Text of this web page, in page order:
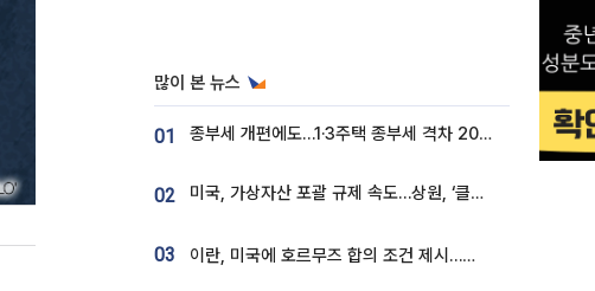
많이 본 뉴스
01 종부세 개편에도…1·3주택 종부세 격차 2028년부터 확대
02 미국, 가상자산 포괄 규제 속도…상원, ‘클래리티법’ 9월 절차투표 추진
03 이란, 미국에 호르무즈 합의 조건 제시…美 “경기 아직 안 끝나” [종합]